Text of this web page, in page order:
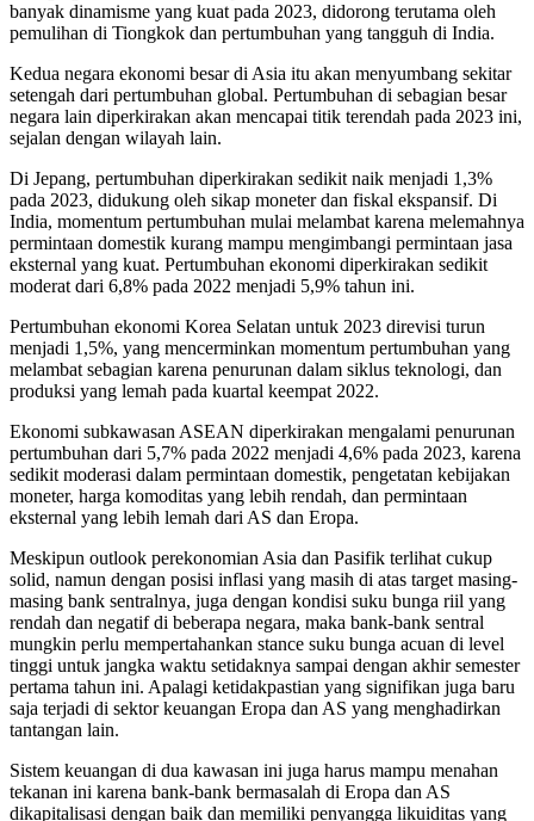
banyak dinamisme yang kuat pada 2023, didorong terutama oleh
pemulihan di Tiongkok dan pertumbuhan yang tangguh di India.
Kedua negara ekonomi besar di Asia itu akan menyumbang sekitar
setengah dari pertumbuhan global. Pertumbuhan di sebagian besar
negara lain diperkirakan akan mencapai titik terendah pada 2023 ini,
sejalan dengan wilayah lain.
Di Jepang, pertumbuhan diperkirakan sedikit naik menjadi 1,3%
pada 2023, didukung oleh sikap moneter dan fiskal ekspansif. Di
India, momentum pertumbuhan mulai melambat karena melemahnya
permintaan domestik kurang mampu mengimbangi permintaan jasa
eksternal yang kuat. Pertumbuhan ekonomi diperkirakan sedikit
moderat dari 6,8% pada 2022 menjadi 5,9% tahun ini.
Pertumbuhan ekonomi Korea Selatan untuk 2023 direvisi turun
menjadi 1,5%, yang mencerminkan momentum pertumbuhan yang
melambat sebagian karena penurunan dalam siklus teknologi, dan
produksi yang lemah pada kuartal keempat 2022.
Ekonomi subkawasan ASEAN diperkirakan mengalami penurunan
pertumbuhan dari 5,7% pada 2022 menjadi 4,6% pada 2023, karena
sedikit moderasi dalam permintaan domestik, pengetatan kebijakan
moneter, harga komoditas yang lebih rendah, dan permintaan
eksternal yang lebih lemah dari AS dan Eropa.
Meskipun outlook perekonomian Asia dan Pasifik terlihat cukup
solid, namun dengan posisi inflasi yang masih di atas target masing-
masing bank sentralnya, juga dengan kondisi suku bunga riil yang
rendah dan negatif di beberapa negara, maka bank-bank sentral
mungkin perlu mempertahankan stance suku bunga acuan di level
tinggi untuk jangka waktu setidaknya sampai dengan akhir semester
pertama tahun ini. Apalagi ketidakpastian yang signifikan juga baru
saja terjadi di sektor keuangan Eropa dan AS yang menghadirkan
tantangan lain.
Sistem keuangan di dua kawasan ini juga harus mampu menahan
tekanan ini karena bank-bank bermasalah di Eropa dan AS
dikapitalisasi dengan baik dan memiliki penyangga likuiditas yang